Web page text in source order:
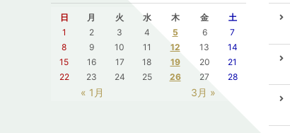
日 月 火 水 木 金 土
« 1月 3月 »
1 2 3 4 5 6
7
8
9 10 11 12 13
14
15
16 17 18 19 20
21
22
23 24 25 26 27 28